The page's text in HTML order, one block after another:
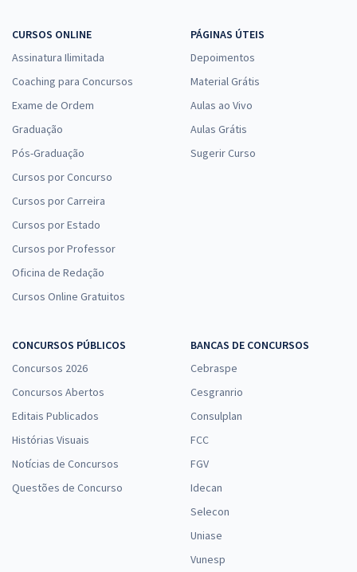
CURSOS ONLINE
Assinatura Ilimitada
Coaching para Concursos
Exame de Ordem
Graduação
Pós-Graduação
Cursos por Concurso
Cursos por Carreira
Cursos por Estado
Cursos por Professor
Oficina de Redação
Cursos Online Gratuitos
PÁGINAS ÚTEIS
Depoimentos
Material Grátis
Aulas ao Vivo
Aulas Grátis
Sugerir Curso
CONCURSOS PÚBLICOS
Concursos 2026
Concursos Abertos
Editais Publicados
Histórias Visuais
Notícias de Concursos
Questões de Concurso
BANCAS DE CONCURSOS
Cebraspe
Cesgranrio
Consulplan
FCC
FGV
Idecan
Selecon
Uniase
Vunesp